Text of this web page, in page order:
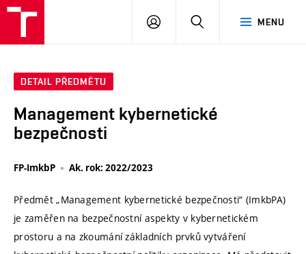
MENU
PŘIHLÁSIT
DETAIL PŘEDMĚTU
Management kybernetické
bezpečnosti
FP-ImkbP Ak. rok: 2022/2023
Předmět „Management kybernetické bezpečnosti“ (ImkbPA)
je zaměřen na bezpečnostní aspekty v kybernetickém
prostoru a na zkoumání základních prvků vytváření